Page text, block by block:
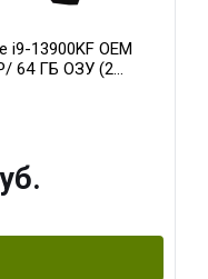
i9-13900KF OEM
64 ГБ ОЗУ (2
16GB GDDR7